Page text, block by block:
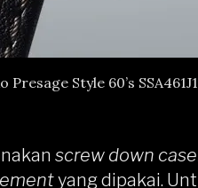
Presage Style 60’s SSA461J1
screw down
yang dipakai.